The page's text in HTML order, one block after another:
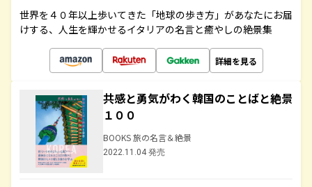
世界を４０年以上歩いてきた「地球の歩き方」があなたにお届
けする、人生を輝かせるイタリアの名言と癒やしの絶景集
詳細を見る
共感と勇気がわく韓国のことばと絶景
１００
BOOKS 旅の名言＆絶景
2022.11.04 発売